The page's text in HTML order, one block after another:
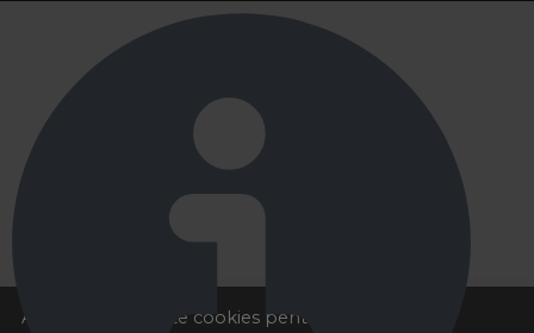
Acest site foloseste cookies pentru a va oferi